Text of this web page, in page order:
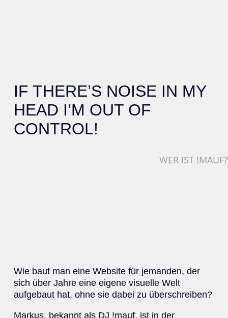
IF THERE’S NOISE IN MY
HEAD I’M OUT OF
CONTROL!
WER IST !MAUF?
Wie baut man eine Website für jemanden, der
sich über Jahre eine eigene visuelle Welt
aufgebaut hat, ohne sie dabei zu überschreiben?
Markus, bekannt als DJ !mauf, ist in der